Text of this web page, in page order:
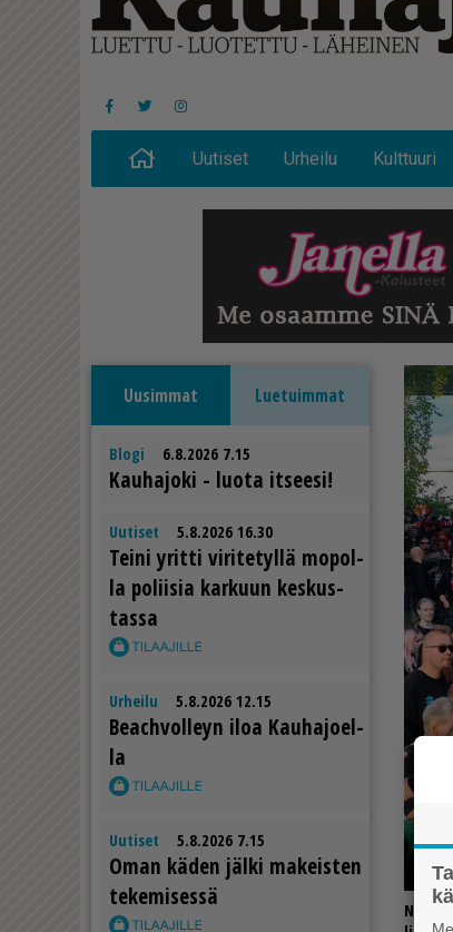
Uutiset Urheilu Kulttuuri
Uusimmat Luetuimmat
Blogi 6.8.2026 7.15
Kau­ha­jo­ki - luo­ta it­see­si!
Uutiset 5.8.2026 16.30
Tei­ni yrit­ti vi­ri­te­tyl­lä mo­pol­
la po­lii­sia kar­kuun kes­kus­
tas­sa
Urheilu 5.8.2026 12.15
Be­ach­vol­leyn iloa Kau­ha­jo­el­
la
Uutiset 5.8.2026 7.15
Oman kä­den jäl­ki ma­keis­ten
te­ke­mi­ses­sä